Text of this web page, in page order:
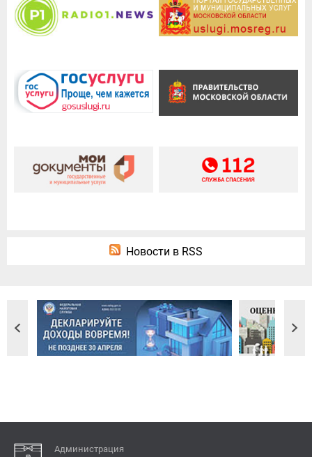
Новости в RSS
Администрация